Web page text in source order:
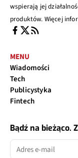
wspierają jej
produktów. Więcej
MENU
Wiadomości
Tech
Publicystyka
Fintech
Bądź na bieżąco.